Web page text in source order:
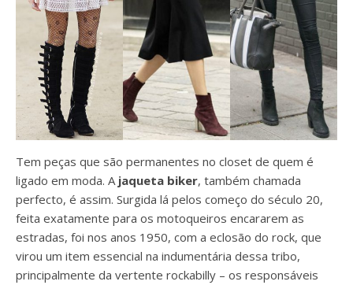
Tem peças que são permanentes no closet de quem é
ligado em moda. A jaqueta biker, também chamada
perfecto, é assim. Surgida lá pelos começo do século 20,
feita exatamente para os motoqueiros encararem as
estradas, foi nos anos 1950, com a eclosão do rock, que
virou um item essencial na indumentária dessa tribo,
principalmente da vertente rockabilly – os responsáveis